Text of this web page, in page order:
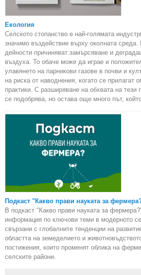
Екология
Селското стопанство е най-голямата
значимо въздействие върху околната среда.
дейности причиняват замърсяване и
въздуха. То обаче може да играе и
улавянето на парникови газове в почви и
на риска от наводнения, когато се прилагат
практики. С разширяване на обхвата на тези
се подобрява, но остава още много път,
Подкаст "Какво прави науката за
В подкаст "Какво прави науката за
информация по ключови теми в модерното
свързани с глобалните тенденции на
областта на земеделието и
постижения, които променят облика на
селските райони.